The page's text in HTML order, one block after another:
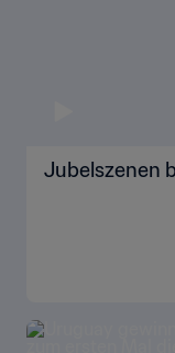
Jubelszenen